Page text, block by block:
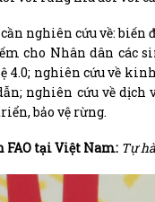
nghiên cứu về:
cho Nhân dân các
4.0; nghiên cứu về
nghiên cứu về
bảo vệ rừng.
tại Việt Nam: Tự